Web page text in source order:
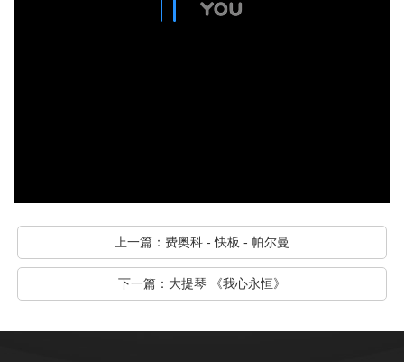
上一篇： 费奥科 - 快板 - 帕尔曼
下一篇： 大提琴 《我心永恒》